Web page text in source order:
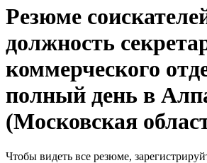
Резюме
должность
коммерческого
полный день в
(Московская
Чтобы видеть все резюме,